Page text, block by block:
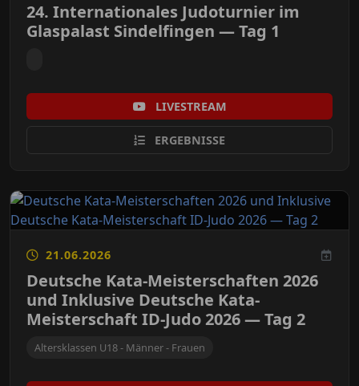
24. Internationales Judoturnier im
Glaspalast Sindelfingen — Tag 1
LIVESTREAM
ERGEBNISSE
21.06.2026
Deutsche Kata-Meisterschaften 2026
und Inklusive Deutsche Kata-
Meisterschaft ID-Judo 2026 — Tag 2
Altersklassen U18 - Männer - Frauen